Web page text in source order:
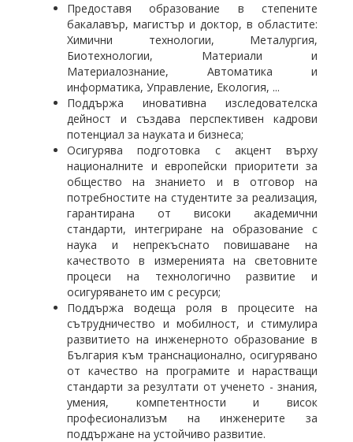
Предоставя образование в степените
бакалавър, магистър и доктор, в областите:
Химични технологии, Металургия,
Биотехнологии, Материали и
Материалознание, Автоматика и
информатика, Управление, Екология, ...
Поддържа иновативна изследователска
дейност и създава перспективен кадрови
потенциал за науката и бизнеса;
Осигурява подготовка с акцент върху
националните и европейски приоритети за
общество на знанието и в отговор на
потребностите на студентите за реализация,
гарантирана от високи академични
стандарти, интегриране на образование с
наука и непрекъснато повишаване на
качеството в измеренията на световните
процеси на технологично развитие и
осигуряването им с ресурси;
Поддържа водеща роля в процесите на
сътрудничество и мобилност, и стимулира
развитието на инженерното образование в
България към транснационално, осигурявано
от качество на програмите и нарастващи
стандарти за резултати от ученето - знания,
умения, компетентности и висок
професионализъм на инженерите за
поддържане на устойчиво развитие.